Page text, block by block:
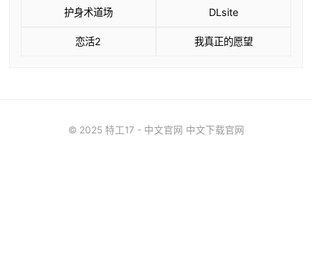
护身术道场 DLsite
恋活2 我真正的愿望
© 2025 特工17 - 中文官网 中文下载官网